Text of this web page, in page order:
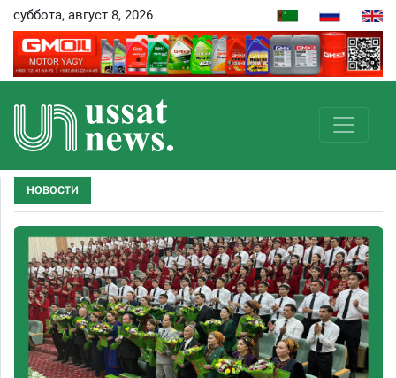
суббота, август 8, 2026
НОВОСТИ